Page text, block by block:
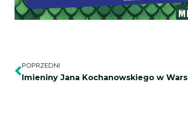
Prev
POPRZEDNI
Imieniny Jana Kochanowskiego w